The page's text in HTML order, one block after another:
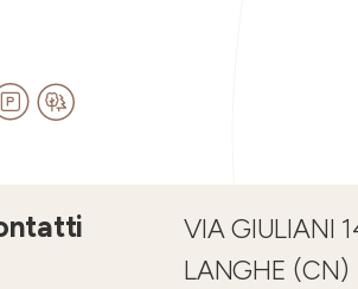
VIA GIULIANI
LANGHE (CN)